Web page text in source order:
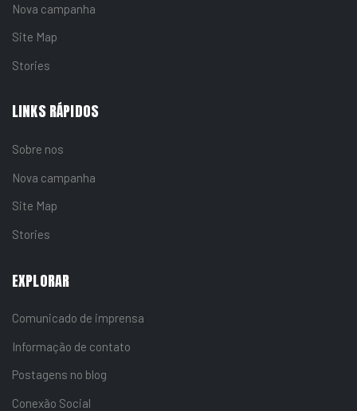
Nova campanha
Site Map
Stories
LINKS RÁPIDOS
Sobre nos
Nova campanha
Site Map
Stories
EXPLORAR
Comunicado de imprensa
Informação de contato
Postagens no blog
Conexão Social